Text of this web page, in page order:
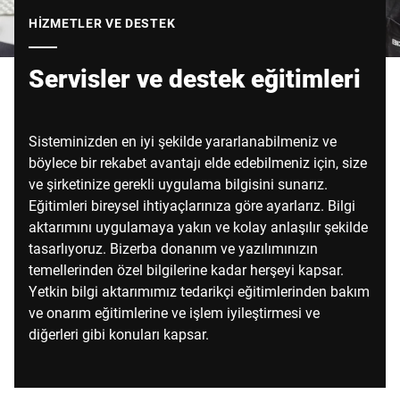
HIZMETLER VE DESTEK
Servisler ve destek eğitimleri
Sisteminizden en iyi şekilde yararlanabilmeniz ve
böylece bir rekabet avantajı elde edebilmeniz için, size
ve şirketinize gerekli uygulama bilgisini sunarız.
Eğitimleri bireysel ihtiyaçlarınıza göre ayarlarız. Bilgi
aktarımını uygulamaya yakın ve kolay anlaşılır şekilde
tasarlıyoruz. Bizerba donanım ve yazılımınızın
temellerinden özel bilgilerine kadar herşeyi kapsar.
Yetkin bilgi aktarımımız tedarikçi eğitimlerinden bakım
ve onarım eğitimlerine ve işlem iyileştirmesi ve
diğerleri gibi konuları kapsar.